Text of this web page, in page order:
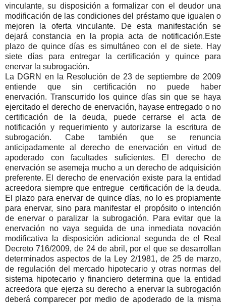
vinculante, su disposición a formalizar con el deudor una
modificación de las condiciones del préstamo que igualen o
mejoren la oferta vinculante. De esta manifestación se
dejará constancia en la propia acta de notificación.Este
plazo de quince días es simultáneo con el de siete. Hay
siete días para entregar la certificación y quince para
enervar la subrogación.
La DGRN en la Resolución de 23 de septiembre de 2009
entiende que sin certificación no puede haber
enervación. Transcurrido los quince días sin que se haya
ejercitado el derecho de enervación, hayase entregado o no
certificación de la deuda, puede cerrarse el acta de
notificación y requerimiento y autorizarse la escritura de
subrogación. Cabe también que se renuncia
anticipadamente al derecho de enervación en virtud de
apoderado con facultades suficientes. El derecho de
enervación se asemeja mucho a un derecho de adquisición
preferente. El derecho de enervación existe para la entidad
acreedora siempre que entregue certificación de la deuda.
El plazo para enervar de quince días, no lo es propiamente
para enervar, sino para manifestar el propósito o intención
de enervar o paralizar la subrogación. Para evitar que la
enervación no vaya seguida de una inmediata novación
modificativa la disposición adicional segunda de el Real
Decreto 716/2009, de 24 de abril, por el que se desarrollan
determinados aspectos de la Ley 2/1981, de 25 de marzo,
de regulación del mercado hipotecario y otras normas del
sistema hipotecario y financiero determina que la entidad
acreedora que ejerza su derecho a enervar la subrogación
deberá comparecer por medio de apoderado de la misma